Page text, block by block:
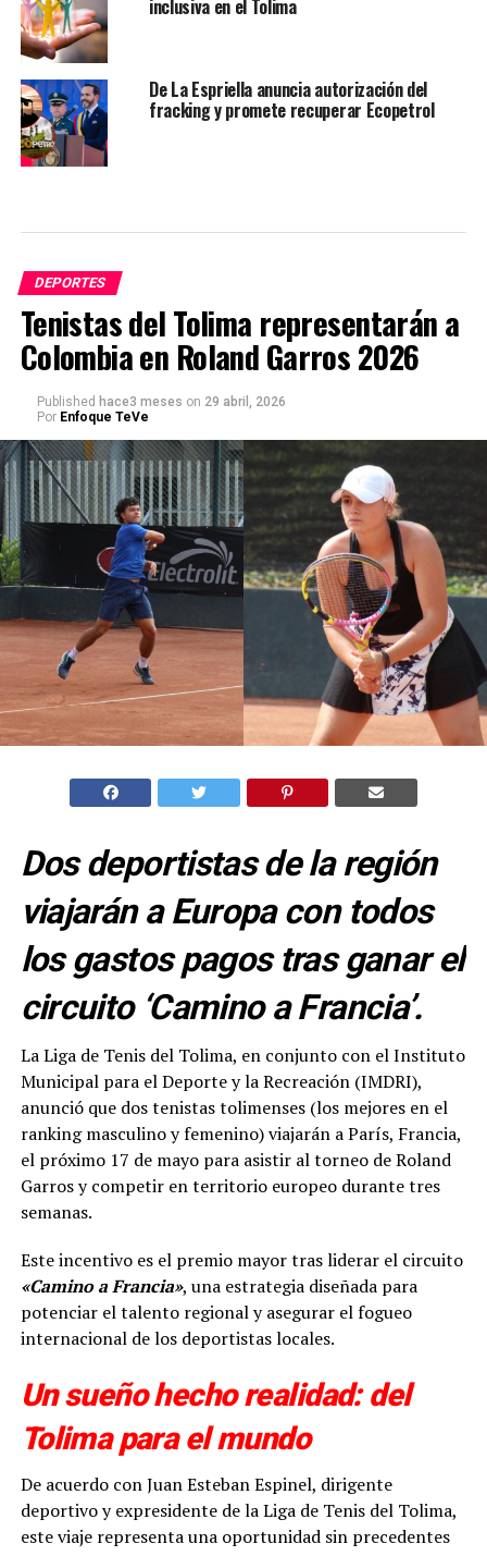
inclusiva en el Tolima
De La Espriella anuncia autorización del
fracking y promete recuperar Ecopetrol
DEPORTES
Tenistas del Tolima representarán a
Colombia en Roland Garros 2026
Published hace3 meses on 29 abril, 2026
Por Enfoque TeVe
Dos deportistas de la región
viajarán a Europa con todos
los gastos pagos tras ganar el
circuito ‘Camino a Francia’.
La Liga de Tenis del Tolima, en conjunto con el Instituto
Municipal para el Deporte y la Recreación (IMDRI),
anunció que dos tenistas tolimenses (los mejores en el
ranking masculino y femenino) viajarán a París, Francia,
el próximo 17 de mayo para asistir al torneo de Roland
Garros y competir en territorio europeo durante tres
semanas.
Este incentivo es el premio mayor tras liderar el circuito
«Camino a Francia», una estrategia diseñada para
potenciar el talento regional y asegurar el fogueo
internacional de los deportistas locales.
Un sueño hecho realidad: del
Tolima para el mundo
De acuerdo con Juan Esteban Espinel, dirigente
deportivo y expresidente de la Liga de Tenis del Tolima,
este viaje representa una oportunidad sin precedentes